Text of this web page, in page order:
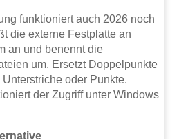
funktioniert auch 2026 noch
die externe Festplatte an
an und benennt die
um. Ersetzt Doppelpunkte
oder Punkte.
der Zugriff unter Windows